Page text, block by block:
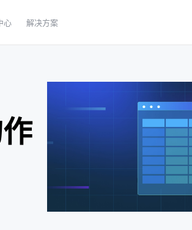
心 解决方案